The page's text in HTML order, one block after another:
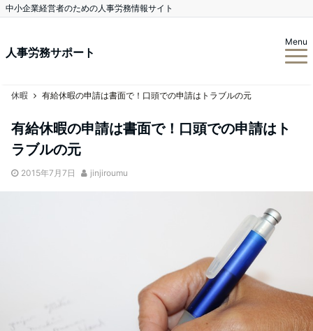
中小企業経営者のための人事労務情報サイト
人事労務サポート
Menu
休暇 有給休暇の申請は書面で！口頭での申請はトラブルの元
有給休暇の申請は書面で！口頭での申請はト
ラブルの元
2015年7月7日 jinjiroumu